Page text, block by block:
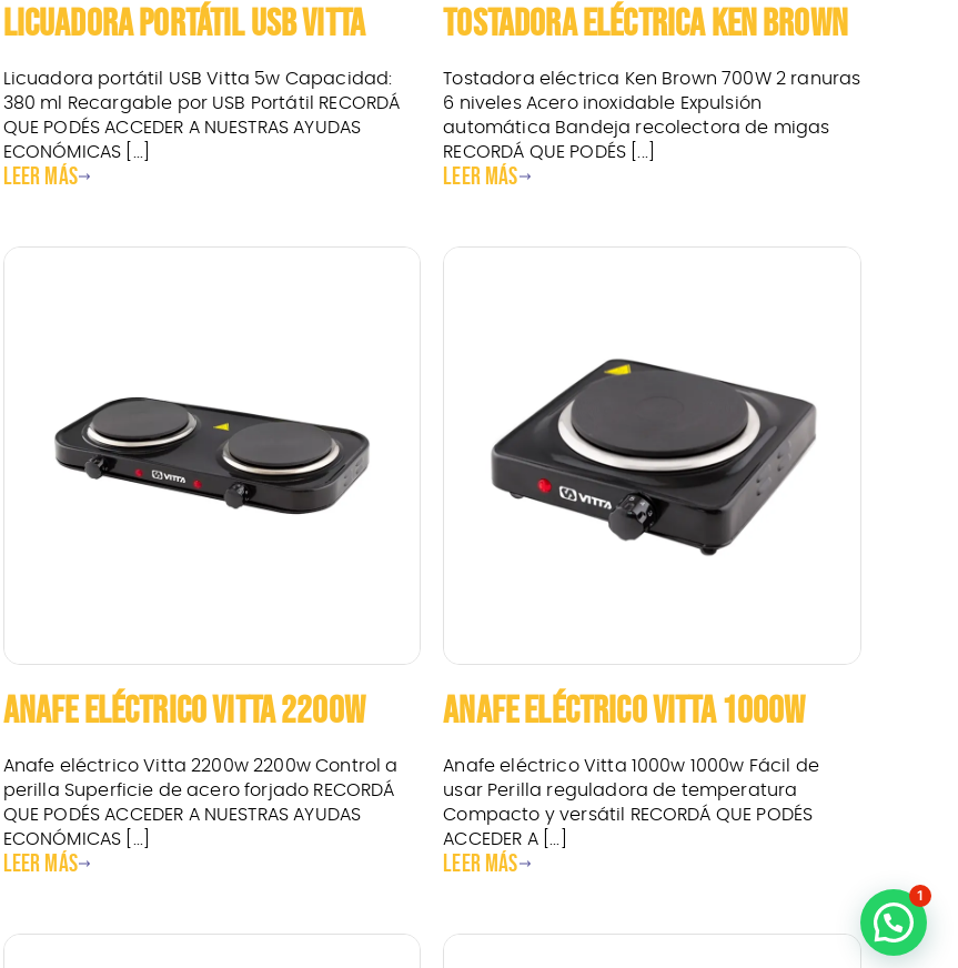
LICUADORA PORTÁTIL USB VITTA
Licuadora portátil USB Vitta 5w Capacidad:
380 ml Recargable por USB Portátil RECORDÁ
QUE PODÉS ACCEDER A NUESTRAS AYUDAS
ECONÓMICAS [...]
Leer más
TOSTADORA ELÉCTRICA KEN BROWN
Tostadora eléctrica Ken Brown 700W 2 ranuras
6 niveles Acero inoxidable Expulsión
automática Bandeja recolectora de migas
RECORDÁ QUE PODÉS [...]
Leer más
ANAFE ELÉCTRICO VITTA 2200W
Anafe eléctrico Vitta 2200w 2200w Control a
perilla Superficie de acero forjado RECORDÁ
QUE PODÉS ACCEDER A NUESTRAS AYUDAS
ECONÓMICAS [...]
Leer más
ANAFE ELÉCTRICO VITTA 1000W
Anafe eléctrico Vitta 1000w 1000w Fácil de
usar Perilla reguladora de temperatura
Compacto y versátil RECORDÁ QUE PODÉS
ACCEDER A [...]
Leer más
1